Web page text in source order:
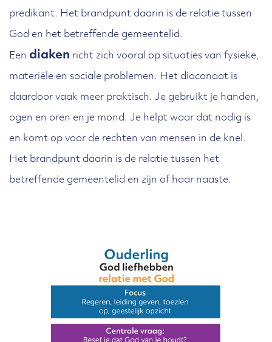
predikant. Het brandpunt daarin is de relatie tussen
God en het betreffende gemeentelid.
Een diaken richt zich vooral op situaties van fysieke,
materiële en sociale problemen. Het diaconaat is
daardoor vaak meer praktisch. Je gebruikt je handen,
ogen en oren en je mond. Je helpt waar dat nodig is
en komt op voor de rechten van mensen in de knel.
Het brandpunt daarin is de relatie tussen het
betreffende gemeentelid en zijn of haar naaste.